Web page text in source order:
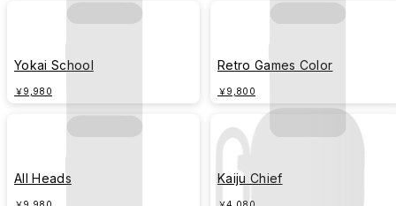
Yokai School
￥9,980
Retro Games Color
￥9,800
All Heads Kaiju Chief